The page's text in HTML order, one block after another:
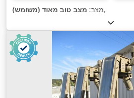
מצב: מצב טוב מאוד (משומש) ,